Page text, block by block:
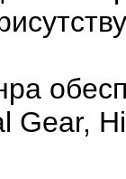
Gear,